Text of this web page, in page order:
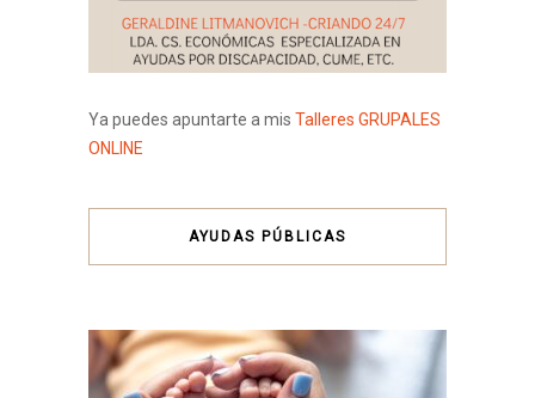
Ya puedes apuntarte a mis Talleres GRUPALES
ONLINE
AYUDAS PÚBLICAS